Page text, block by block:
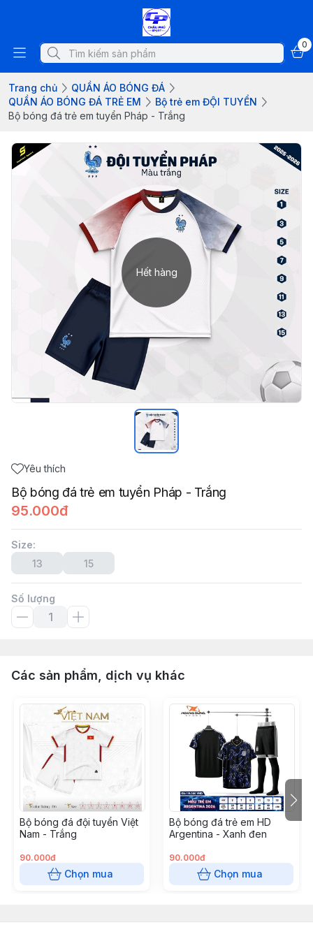
0
Trang chủ
QUẦN ÁO BÓNG ĐÁ
QUẦN ÁO BÓNG ĐÁ TRẺ EM
Bộ trẻ em ĐỘI TUYỂN
Bộ bóng đá trẻ em tuyển Pháp - Trắng
Hết hàng
Yêu thích
Bộ bóng đá trẻ em tuyển Pháp - Trắng
95.000đ
Size:
13
15
Số lượng
Các sản phẩm, dịch vụ khác
Bộ bóng đá đội tuyển Việt
Nam - Trắng
90.000đ
Chọn mua
Bộ bóng đá trẻ em HD
Argentina - Xanh đen
90.000đ
Chọn mua